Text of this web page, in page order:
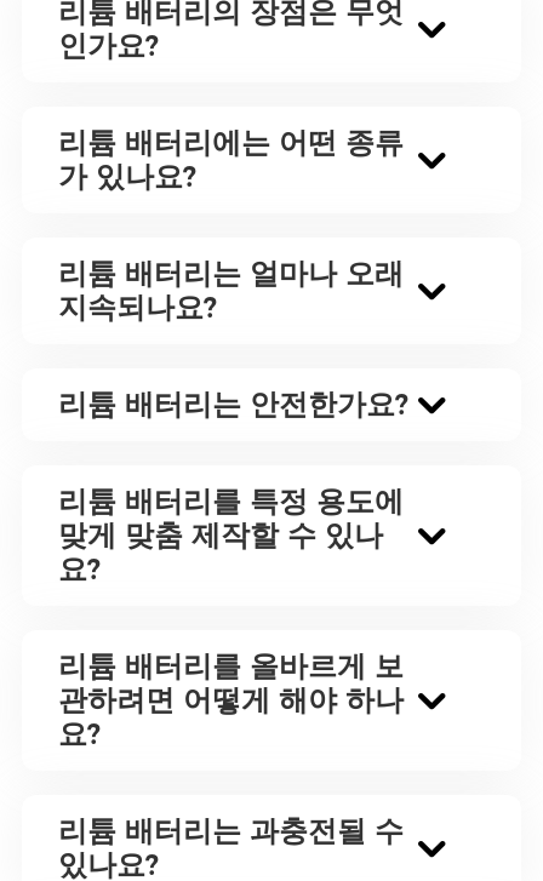
리튬 배터리의 장점은 무엇
인가요?
리튬 배터리에는 어떤 종류
가 있나요?
리튬 배터리는 얼마나 오래
지속되나요?
리튬 배터리는 안전한가요?
리튬 배터리를 특정 용도에
맞게 맞춤 제작할 수 있나
요?
리튬 배터리를 올바르게 보
관하려면 어떻게 해야 하나
요?
리튬 배터리는 과충전될 수
있나요?